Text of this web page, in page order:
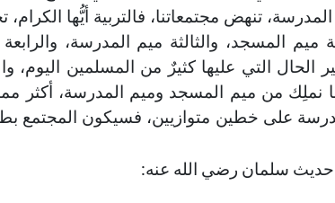
تنهض مجتمعاتنا، فالتربية أيُّها الكرام،
ميم المسجد، والثالثة ميم المدرسة،
الحال التي عليها كثيرٌ من المسلمين اليوم،
نملِك من ميم المسجد وميم المدرسة، أكثر
على خطين متوازيين، فسيكون المجتمع
حديث سلمان رضي الله عنه: